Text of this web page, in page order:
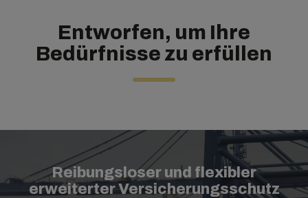
Entworfen, um Ihre
Bedürfnisse zu erfüllen
Reibungsloser und flexibler
erweiterter Versicherungsschutz